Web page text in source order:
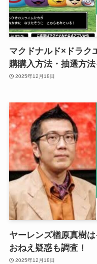
マクドナルド×ドラク
購購入方法・抽選方法
2025年12月18日
ヤーレンズ楢原真樹
おねえ疑惑も調査！
2025年12月18日